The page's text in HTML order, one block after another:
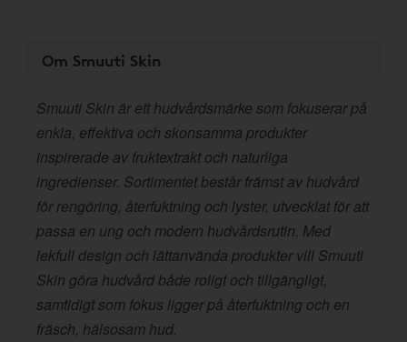
Om Smuuti Skin
Smuuti Skin är ett hudvårdsmärke som fokuserar på
enkla, effektiva och skonsamma produkter
inspirerade av fruktextrakt och naturliga
ingredienser. Sortimentet består främst av hudvård
för rengöring, återfuktning och lyster, utvecklat för att
passa en ung och modern hudvårdsrutin. Med
lekfull design och lättanvända produkter vill Smuuti
Skin göra hudvård både roligt och tillgängligt,
samtidigt som fokus ligger på återfuktning och en
fräsch, hälsosam hud.